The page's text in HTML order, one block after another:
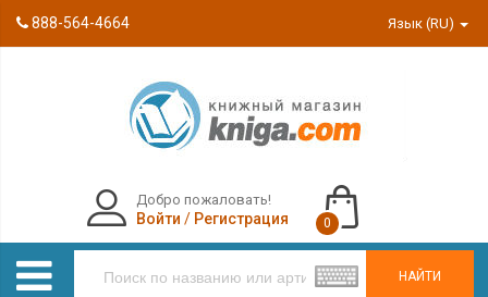
888-564-4664 Язык (RU)
НАЙТИ
Добро пожаловать!
Войти / Регистрация 0